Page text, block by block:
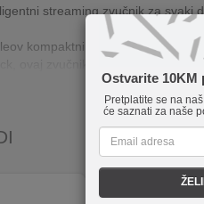
Ostvarite 10KM
Pretplatite se na
će saznati za naše
streaming zvučnik za svaki
kompaktni i moćni streaming
ovaj zvučnik se savršeno uklapa
Pročitaj